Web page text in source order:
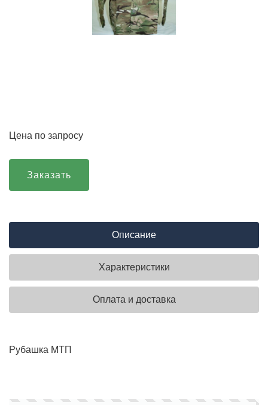
Цена по запросу
Заказать
Описание
Характеристики
Оплата и доставка
Рубашка МТП